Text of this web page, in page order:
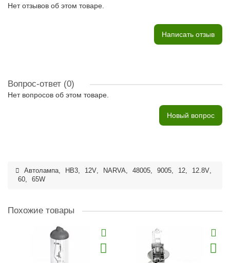
Нет отзывов об этом товаре.
Написать отзыв
Вопрос-ответ (0)
Нет вопросов об этом товаре.
Новый вопрос
Автолампа, HB3, 12V, NARVA, 48005, 9005, 12, 12.8V,
60, 65W
Похожие товары